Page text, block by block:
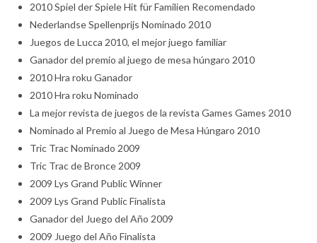
2010 Spiel der Spiele Hit für Familien Recomendado
Nederlandse Spellenprijs Nominado 2010
Juegos de Lucca 2010, el mejor juego familiar
Ganador del premio al juego de mesa húngaro 2010
2010 Hra roku Ganador
2010 Hra roku Nominado
La mejor revista de juegos de la revista Games Games 2010
Nominado al Premio al Juego de Mesa Húngaro 2010
Tric Trac Nominado 2009
Tric Trac de Bronce 2009
2009 Lys Grand Public Winner
2009 Lys Grand Public Finalista
Ganador del Juego del Año 2009
2009 Juego del Año Finalista